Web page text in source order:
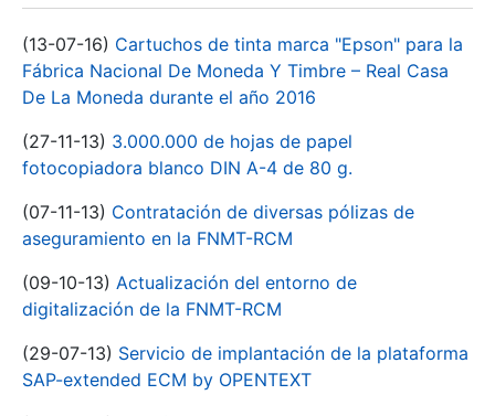
(13-07-16) Cartuchos de tinta marca "Epson" para la
Fábrica Nacional De Moneda Y Timbre – Real Casa
De La Moneda durante el año 2016
(27-11-13) 3.000.000 de hojas de papel
fotocopiadora blanco DIN A-4 de 80 g.
(07-11-13) Contratación de diversas pólizas de
aseguramiento en la FNMT-RCM
(09-10-13) Actualización del entorno de
digitalización de la FNMT-RCM
(29-07-13) Servicio de implantación de la plataforma
SAP-extended ECM by OPENTEXT